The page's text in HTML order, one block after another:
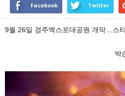
Facebook Twitter
9월 26일 경주엑스포대공원 개막…스
박